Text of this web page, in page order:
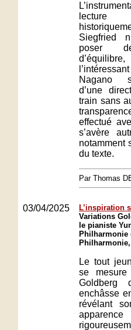
lecture
Siegfried
poser
Nagano
d’une
train sans
effectué
s’avère
notamment
du texte.
Par Thomas
03/04/2025
L’inspiration
Variations
le pianiste
Philharmonie
Le tout
se mesure
Goldberg
enchâsse
révélant